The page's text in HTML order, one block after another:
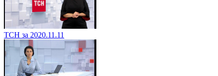
ТСН за 2020.11.11